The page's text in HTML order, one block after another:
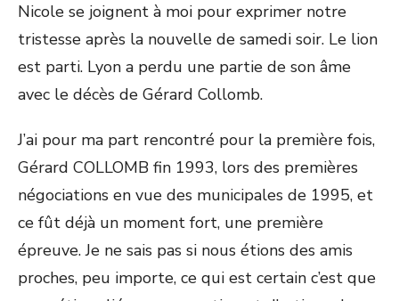
Nicole se joignent à moi pour exprimer notre
tristesse après la nouvelle de samedi soir. Le lion
est parti. Lyon a perdu une partie de son âme
avec le décès de Gérard Collomb.
J’ai pour ma part rencontré pour la première fois,
Gérard COLLOMB fin 1993, lors des premières
négociations en vue des municipales de 1995, et
ce fût déjà un moment fort, une première
épreuve. Je ne sais pas si nous étions des amis
proches, peu importe, ce qui est certain c’est que